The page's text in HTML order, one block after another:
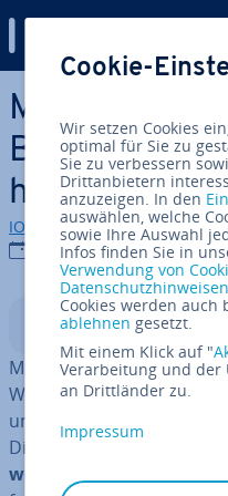
Zum Haupt­in­halt springen
Besseres
höhere
IONOS Redaktion
11.02.2019
In­halts­ver­zeich­nis
Mit­ar­bei­ter­mo­ti­va­ti­on ist
Wirt­schafts­fak­tor.
und bescheren ihrem
Die Mo­ti­va­ti­on hängt
wei­li­gen Person an das
Cookie-
Wir setzen Cookies
optimal für Sie zu
Sie zu verbessern
Drittanbietern
anzuzeigen. In den
auswählen, welche
sowie Ihre Auswahl
Infos finden Sie in
Verwendung von
Datenschutzhinweisen
Cookies werden auch
ablehnen gesetzt.
Mit einem Klick auf "
Verarbeitung und
an Drittländer zu.
Impressum